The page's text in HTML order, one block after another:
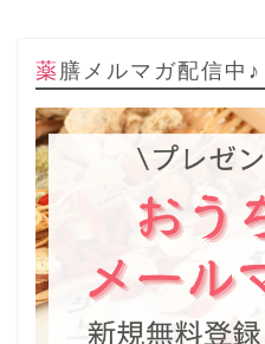
薬膳メルマガ配信中♪